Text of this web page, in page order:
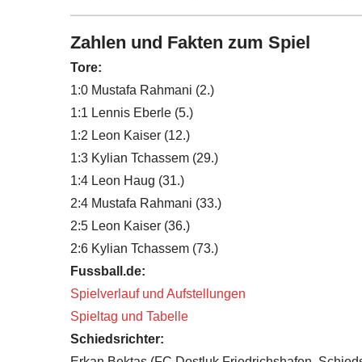
Zahlen und Fakten zum Spiel
Tore:
1:0 Mustafa Rahmani (2.)
1:1 Lennis Eberle (5.)
1:2 Leon Kaiser (12.)
1:3 Kylian Tchassem (29.)
1:4 Leon Haug (31.)
2:4 Mustafa Rahmani (33.)
2:5 Leon Kaiser (36.)
2:6 Kylian Tchassem (73.)
Fussball.de:
Spielverlauf und Aufstellungen
Spieltag und Tabelle
Schiedsrichter: